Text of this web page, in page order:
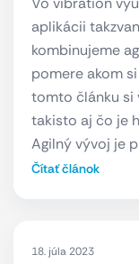
aplikácii
kombinujeme
pomere akom
tomto článku si
takisto aj čo je
Agilný vývoj je
Čítať článok
18. júla 2023